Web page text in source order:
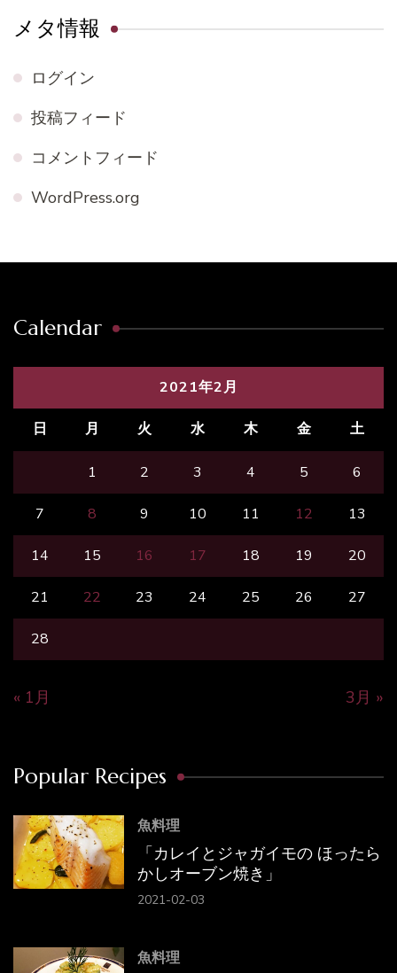
メタ情報
ログイン
投稿フィード
コメントフィード
WordPress.org
Calendar
2021年2月
日 月 火 水 木 金 土
1 2 3 4 5 6
7 8 9 10 11 12 13
14 15 16 17 18 19 20
21 22 23 24 25 26 27
28
« 1月 3月 »
Popular Recipes
魚料理
「カレイとジャガイモの ほったら
かしオーブン焼き」
2021-02-03
魚料理